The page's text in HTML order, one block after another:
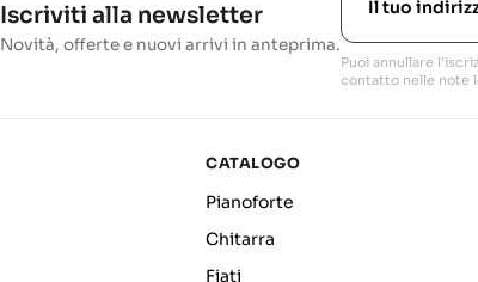
Iscriviti alla newsletter
Novità, offerte e nuovi arrivi in anteprima.
Puoi annullare
contatto nelle note
CATALOGO
Pianoforte
Chitarra
Fiati